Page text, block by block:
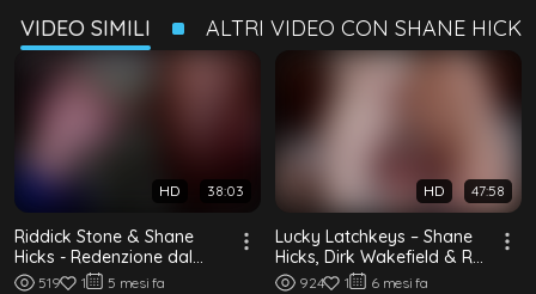
VIDEO SIMILI ALTRI VIDEO CON SHANE
HD 38:03
Riddick Stone & Shane
Hicks - Redenzione dal
vicolo cieco
519 1 5 mesi fa
HD 47:58
Lucky Latchkeys – Shane
Hicks, Dirk Wakefield & Rex
Maddox
924 1 6 mesi fa